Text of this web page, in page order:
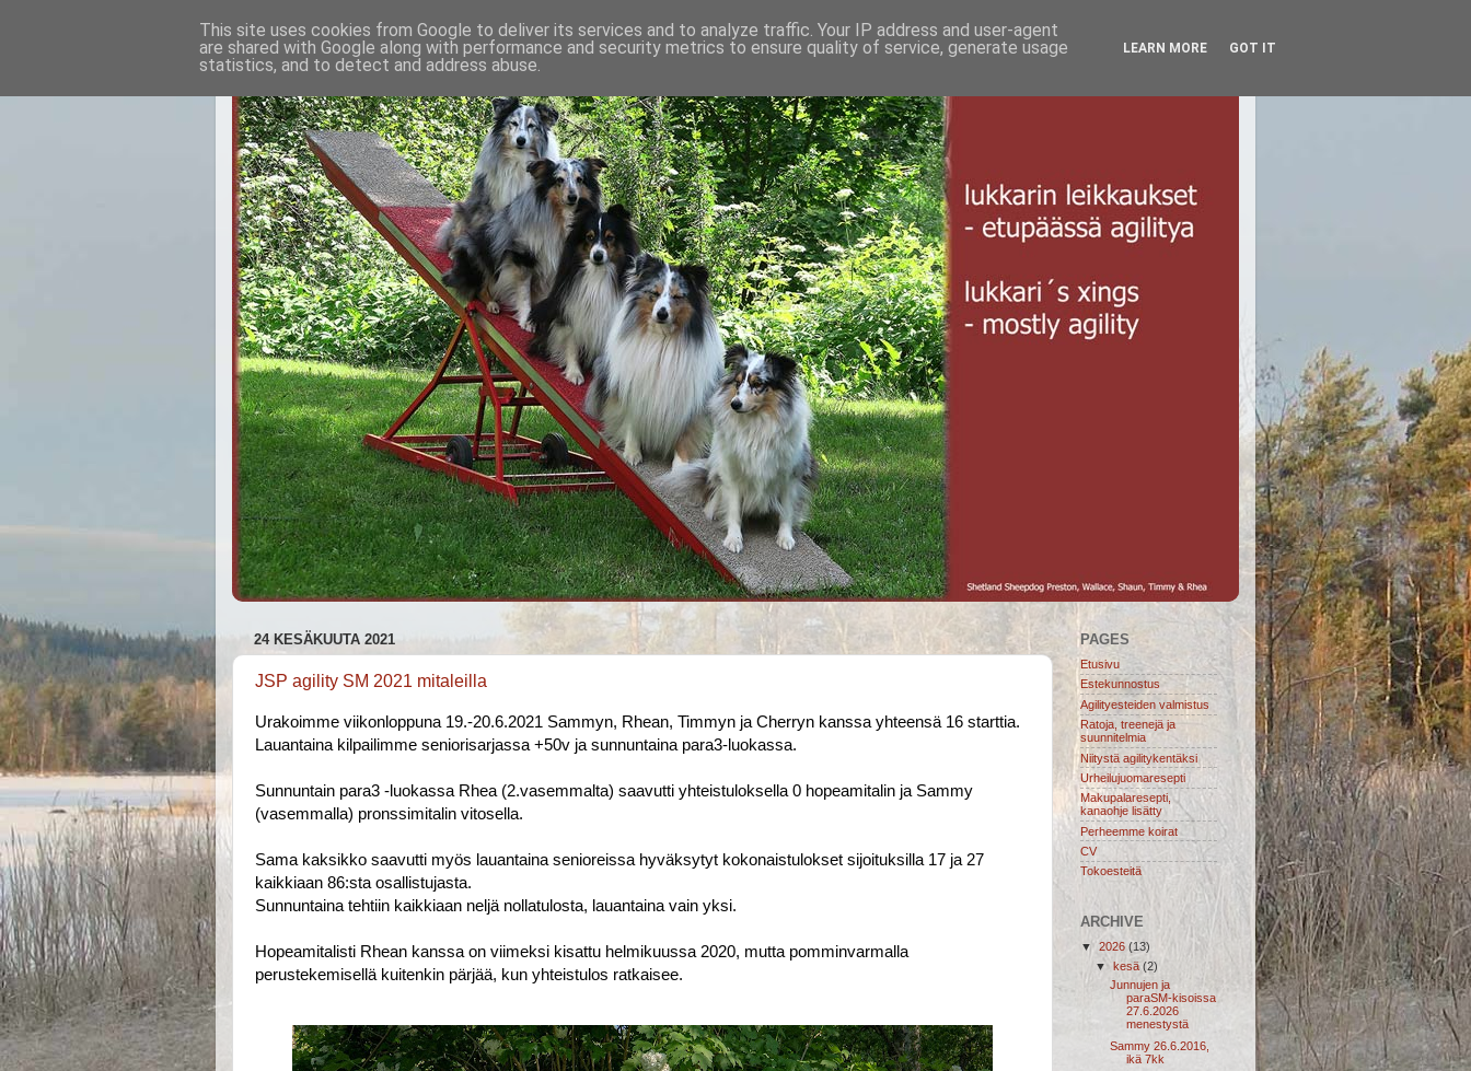
24 KESÄKUUTA 2021
JSP agility SM 2021 mitaleilla
Urakoimme viikonloppuna 19.-20.6.2021 Sammyn, Rhean, Timmyn ja Cherryn kanssa yhteensä 16 starttia.
Lauantaina kilpailimme seniorisarjassa +50v ja sunnuntaina para3-luokassa.
Sunnuntain para3 -luokassa Rhea (2.vasemmalta) saavutti yhteistuloksella 0 hopeamitalin ja Sammy
(vasemmalla) pronssimitalin vitosella.
Sama kaksikko saavutti myös lauantaina senioreissa hyväksytyt kokonaistulokset sijoituksilla 17 ja 27
kaikkiaan 86:sta osallistujasta.
Sunnuntaina tehtiin kaikkiaan neljä nollatulosta, lauantaina vain yksi.
Hopeamitalisti Rhean kanssa on viimeksi kisattu helmikuussa 2020, mutta pomminvarmalla
perustekemisellä kuitenkin pärjää, kun yhteistulos ratkaisee.
PAGES
Etusivu
Estekunnostus
Agilityesteiden valmistus
Ratoja, treenejä ja
suunnitelmia
Niitystä agilitykentäksi
Urheilujuomaresepti
Makupalaresepti,
kanaohje lisätty
Perheemme koirat
CV
Tokoesteitä
ARCHIVE
▼ 2026 (13)
▼ kesä(2)
Junnujen ja
paraSM-kisoissa
27.6.2026
menestystä
Sammy 26.6.2016,
ikä 7kk
This site uses cookies from Google to deliver its services and to analyze traffic. Your IP address and user-agent
are shared with Google along with performance and security metrics to ensure quality of service, generate usage
statistics, and to detect and address abuse.
LEARN MORE GOT IT